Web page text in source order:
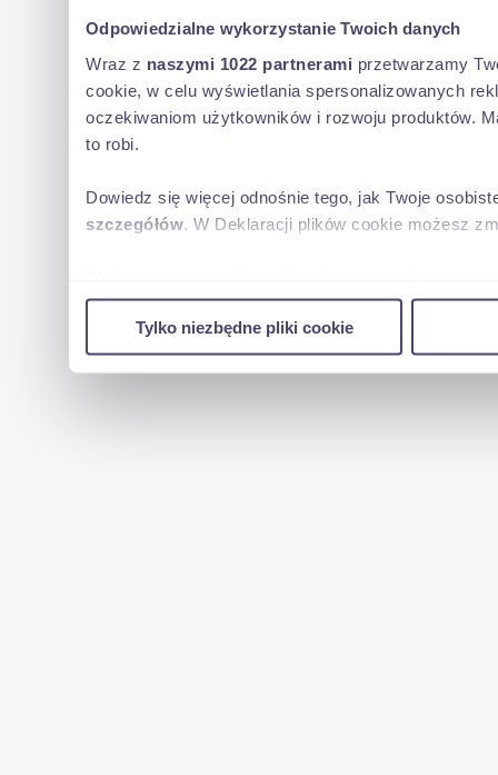
Odpowiedzialne wykorzystanie Twoich danych
Wraz z naszymi 1022 partnerami przetwarzamy
cookie, w celu wyświetlania spersonalizowanych
oczekiwaniom użytkowników i rozwoju produktów.
to robi.
Dowiedz się więcej odnośnie tego, jak Twoje
szczegółów . W Deklaracji plików cookie możesz
w naszej witrynie. Informacje o tym, jak korzystasz
reklamowym i analitycznym. Partnerzy mogą
uzyskanymi podczas korzystania z ich usług.
Tylko niezbędne pliki cookie